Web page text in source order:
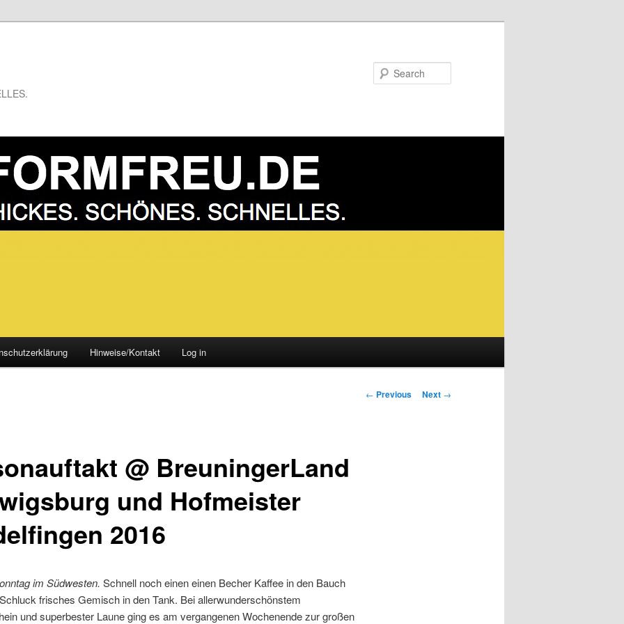
Hinweise/Kontakt Log in
Post
← Previous Next →
@ BreuningerLand
und Hofmeister
2016
im Südwesten. Schnell noch einen einen Becher Kaffee in den Bauch
frisches Gemisch in den Tank. Bei allerwunderschönstem
und superbester Laune ging es am vergangenen Wochenende zur großen